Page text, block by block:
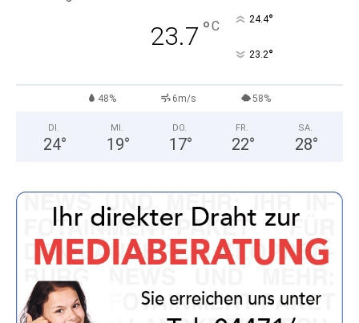
23.7 °C 24.4°
23.2°
48% 6m/s 58%
DI.
24°
MI.
19°
DO.
17°
FR.
22°
SA.
28°